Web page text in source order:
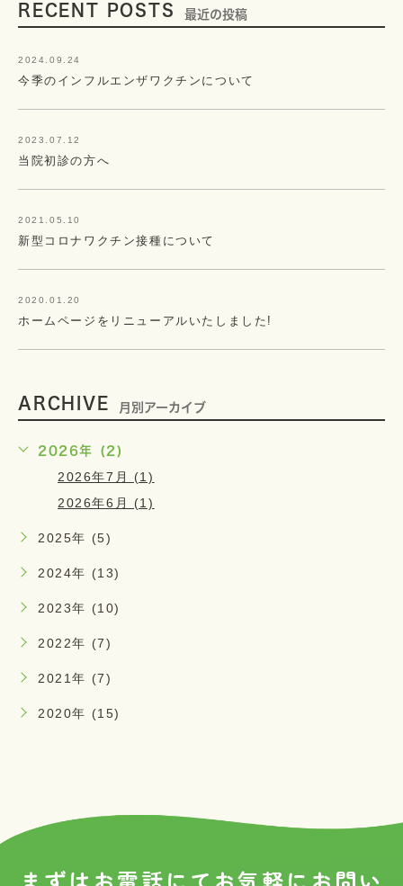
RECENT POSTS 最近の投稿
2024.09.24
今季のインフルエンザワクチンについて
2023.07.12
当院初診の方へ
2021.05.10
新型コロナワクチン接種について
2020.01.20
ホームページをリニューアルいたしました!
ARCHIVE 月別アーカイブ
2026年 (2)
2026年7月 (1)
2026年6月 (1)
2025年 (5)
2024年 (13)
2023年 (10)
2022年 (7)
2021年 (7)
2020年 (15)